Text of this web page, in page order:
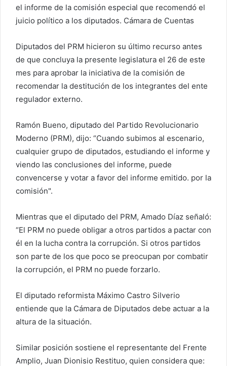
o
l
e
c
r
ó
n
i
c
el informe de la comisión especial que recomendó el
juicio político a los diputados. Cámara de Cuentas
Diputados del PRM hicieron su último recurso antes
de que concluya la presente legislatura el 26 de este
mes para aprobar la iniciativa de la comisión de
recomendar la destitución de los integrantes del ente
regulador externo.
Ramón Bueno, diputado del Partido Revolucionario
Moderno (PRM), dijo: “Cuando subimos al escenario,
cualquier grupo de diputados, estudiando el informe y
viendo las conclusiones del informe, puede
convencerse y votar a favor del informe emitido. por la
comisión".
Mientras que el diputado del PRM, Amado Díaz señaló:
“El PRM no puede obligar a otros partidos a pactar con
él en la lucha contra la corrupción. Si otros partidos
son parte de los que poco se preocupan por combatir
la corrupción, el PRM no puede forzarlo.
El diputado reformista Máximo Castro Silverio
entiende que la Cámara de Diputados debe actuar a la
altura de la situación.
Similar posición sostiene el representante del Frente
Amplio, Juan Dionisio Restituo, quien considera que: